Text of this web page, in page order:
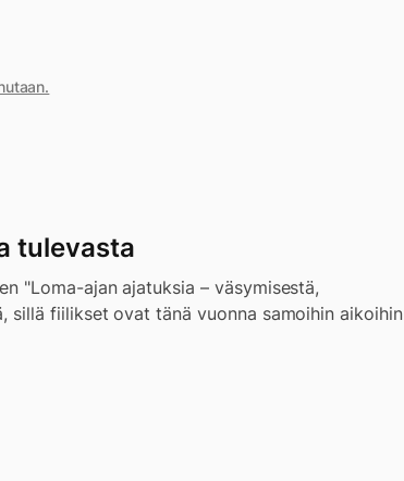
tulevasta
"Loma-ajan ajatuksia – väsymisestä,
sillä fiilikset ovat tänä vuonna samoihin aikoihin